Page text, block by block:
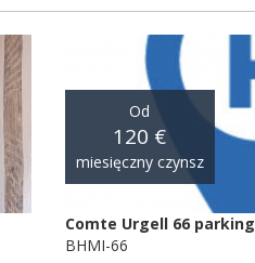
Od
120 €
miesięczny czynsz
Comte Urgell 66 parking
BHMI-66